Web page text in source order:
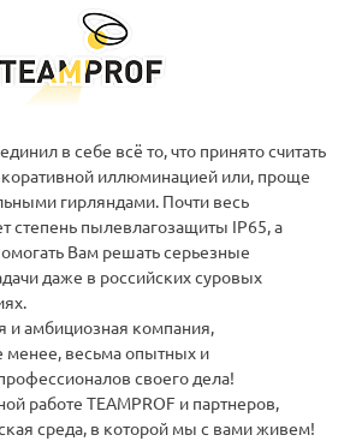
в себе всё то, что принято считать
иллюминацией или, проще
гирляндами. Почти весь
степень пылевлагозащиты IP65, а
Вам решать серьезные
даже в российских суровых
и амбициозная компания,
менее, весьма опытных и
своего дела!
работе TEAMPROF и партнеров,
среда, в которой мы с вами живем!